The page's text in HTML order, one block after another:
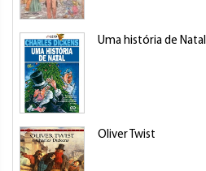
Uma história de Natal
Oliver Twist